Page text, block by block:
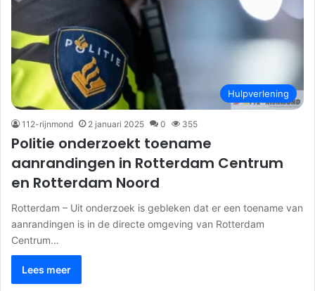
Hulpverlening
112-rijnmond 2 januari 2025 0 355
Politie onderzoekt toename
aanrandingen in Rotterdam Centrum
en Rotterdam Noord
Rotterdam – Uit onderzoek is gebleken dat er een toename van
aanrandingen is in de directe omgeving van Rotterdam
Centrum…
Lees meer